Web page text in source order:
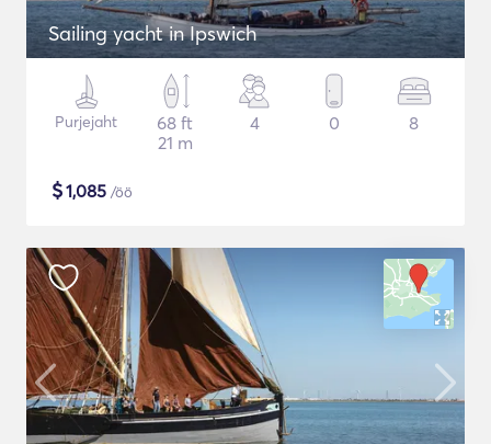
Sailing yacht in Ipswich
Purjejaht
68 ft
21 m
4 0 8
$1,085 /öö